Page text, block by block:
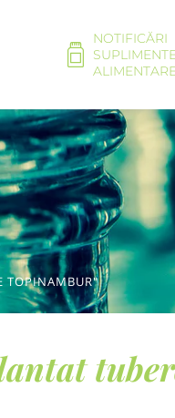
NOTIFICĂRI
TOPINAMBUR"